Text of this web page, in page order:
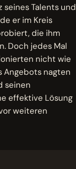
Talents und
er im Kreis
die ihm
Doch jedes Mal
nicht wie
Angebots nagten
seinen
effektive Lösung
weiteren